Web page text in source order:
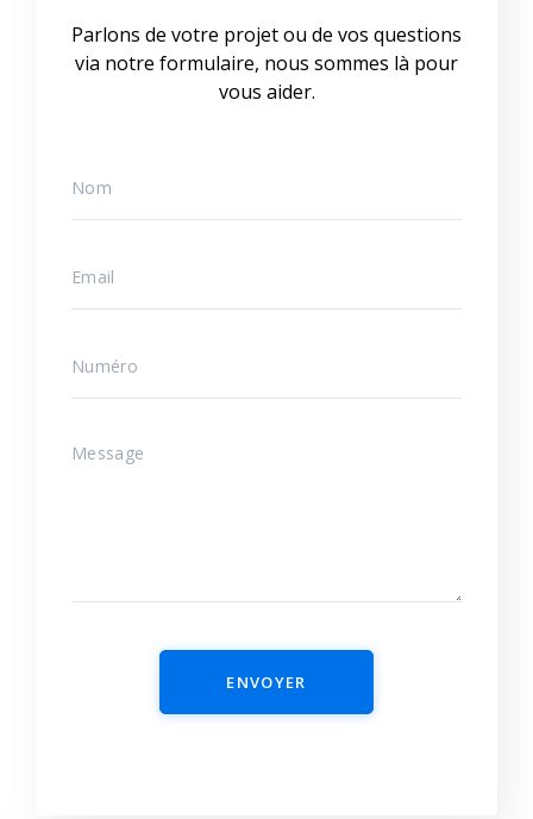
Parlons de votre projet ou de vos questions
via notre formulaire, nous sommes là pour
vous aider.
ENVOYER